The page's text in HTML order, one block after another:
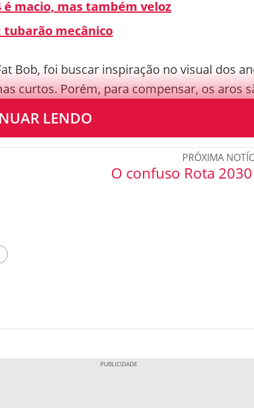
é macio, mas também veloz
tubarão mecânico
Bob, foi buscar inspiração no visual dos
curtos. Porém, para compensar, os aros
LENDO
PRÓXIMA
O confuso Rota